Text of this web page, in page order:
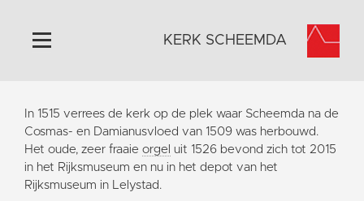
Home
Algemeen
Historie
Omgeving
KERK SCHEEMDA
In 1515 verrees de kerk op de plek waar Scheemda na de
Cosmas- en Damianusvloed van 1509 was herbouwd.
Het oude, zeer fraaie orgel uit 1526 bevond zich tot 2015
in het Rijksmuseum en nu in het depot van het
Rijksmuseum in Lelystad.